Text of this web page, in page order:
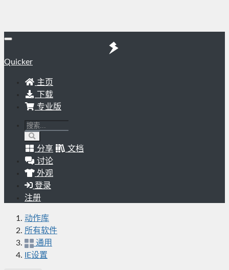
Quicker
主页
下载
专业版
分享
文档
讨论
外观
登录
注册
动作库
所有软件
通用
IE设置